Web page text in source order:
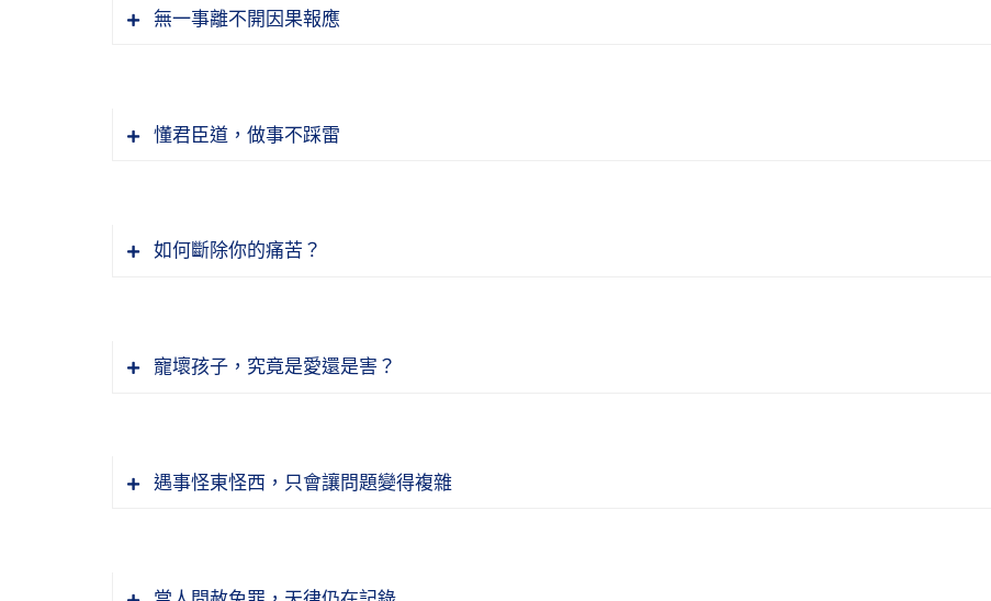
世，我們有問題，請問佛，佛為我們解答，教我們理論方法，幫助我們解決問題；佛不在世，以佛當年在
了，各說各話了。所以現在人善惡他沒有標準，連法律都沒有標準，對我有好處的那就是善，對我沒有好
無一事離不開因果報應
懂君臣道，做事不踩雷
如何斷除你的痛苦？
寵壞孩子，究竟是愛還是害？
遇事怪東怪西，只會讓問題變得複雜